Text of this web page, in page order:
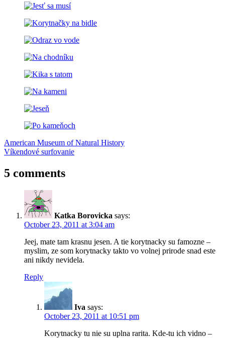
jeseňlabutie
jazeroRockefeller
Park
Post
navigation
Previous
Post:
American Museum of Natural History
Next
Víkendové surfovanie
5 comments
Katka Borovicka says:
October 23, 2011 at 3:04 am
Jeej, mate tam krasnu jesen. A tie korytnacky su famozne –
myslim, ze som korytnacky takto vo volnej prirode snad este
ani nikdy nevidela.
Reply
Iva says:
October 23, 2011 at 10:51 pm
Korytnacky tu nie su uplna rarita. Kde-tu ich vidno –